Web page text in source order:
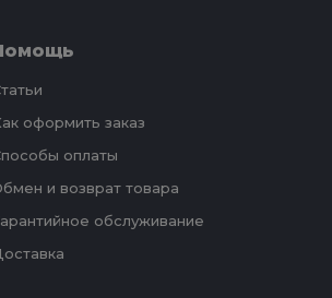
оформить заказ
оплаты
и возврат товара
обслуживание